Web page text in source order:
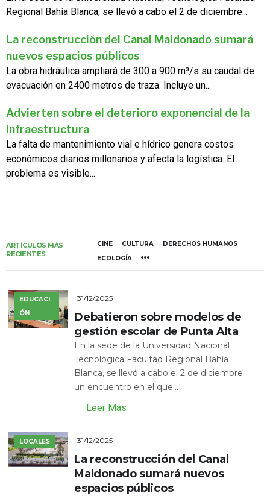
Regional Bahía Blanca, se llevó a cabo el 2 de diciembre...
La reconstrucción del Canal Maldonado sumará
nuevos espacios públicos
La obra hidráulica ampliará de 300 a 900 m³/s su caudal de
evacuación en 2400 metros de traza. Incluye un...
Advierten sobre el deterioro exponencial de la
infraestructura
La falta de mantenimiento vial e hídrico genera costos
económicos diarios millonarios y afecta la logística. El
problema es visible...
ARTÍCULOS MÁS
RECIENTES
CINE CULTURA
DERECHOS HUMANOS
ECOLOGÍA
EDUCACI
ÓN
31/12/2025
Debatieron sobre modelos de
gestión escolar de Punta Alta
En la sede de la Universidad Nacional
Tecnológica Facultad Regional Bahía
Blanca, se llevó a cabo el 2 de diciembre
un encuentro en el que...
Leer Más
LOCALES 31/12/2025
La reconstrucción del Canal
Maldonado sumará nuevos
espacios públicos